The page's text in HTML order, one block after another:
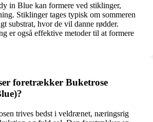
in Blue kan formere ved stiklinger,
Stiklinger tages typisk om sommeren
substrat, hvor de vil danne rødder.
er også effektive metoder til at formere
foretrækker Buketrose
trives bedst i veldrænet, næringsrig